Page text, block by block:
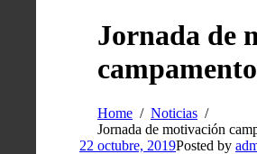
Jornada de
Home
Noticias
Jornada de motivación
22 octubre, 2019Posted by